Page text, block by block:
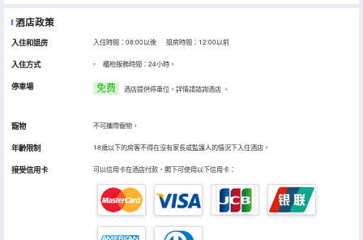
酒店政策
入住和退房 入住時間：08:00以後 退房時間：12:00以前
入住方式 櫃枱服務時間：24小時。
停車場 免费 酒店提供停車位，詳情請諮詢酒店 。
寵物 不可攜帶寵物。
年齡限制 18歲以下的房客不得在沒有家長或監護人的情況下入住酒店。
接受信用卡 可以信用卡在酒店付款，閣下可使用以下信用卡：